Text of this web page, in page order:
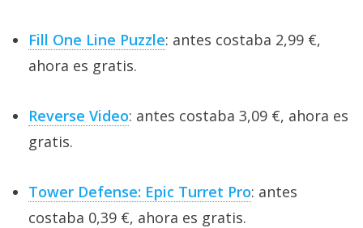
Fill One Line Puzzle: antes costaba 2,99 €,
ahora es gratis.
Reverse Video: antes costaba 3,09 €, ahora es
gratis.
Tower Defense: Epic Turret Pro: antes
costaba 0,39 €, ahora es gratis.